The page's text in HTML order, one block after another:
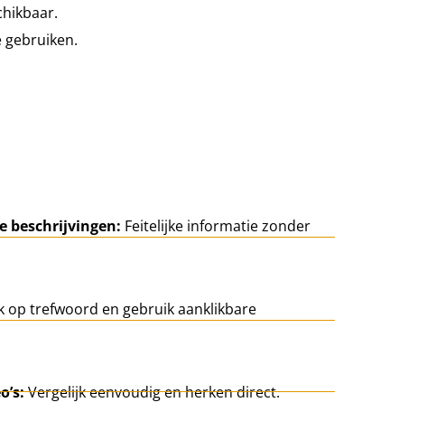
gebruiken.
beschrijvingen: Feitelijke informatie zonder
op trefwoord en gebruik aanklikbare
Vergelijk eenvoudig en herken direct.